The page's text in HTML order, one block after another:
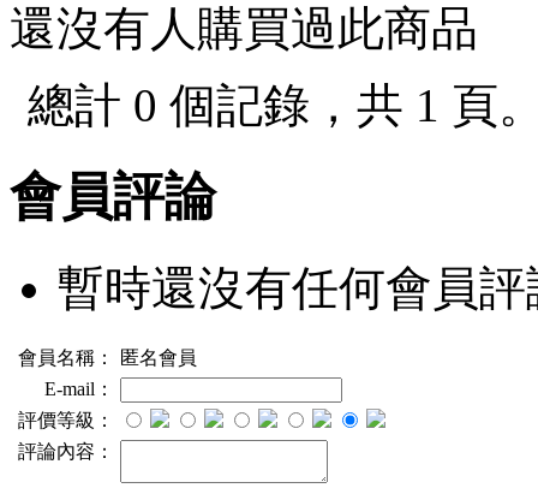
還沒有人購買過此商品
總計 0 個記錄，共 1 頁
會員評論
暫時還沒有任何會員評
會員名稱：
匿名會員
E-mail：
評價等級：
評論內容：